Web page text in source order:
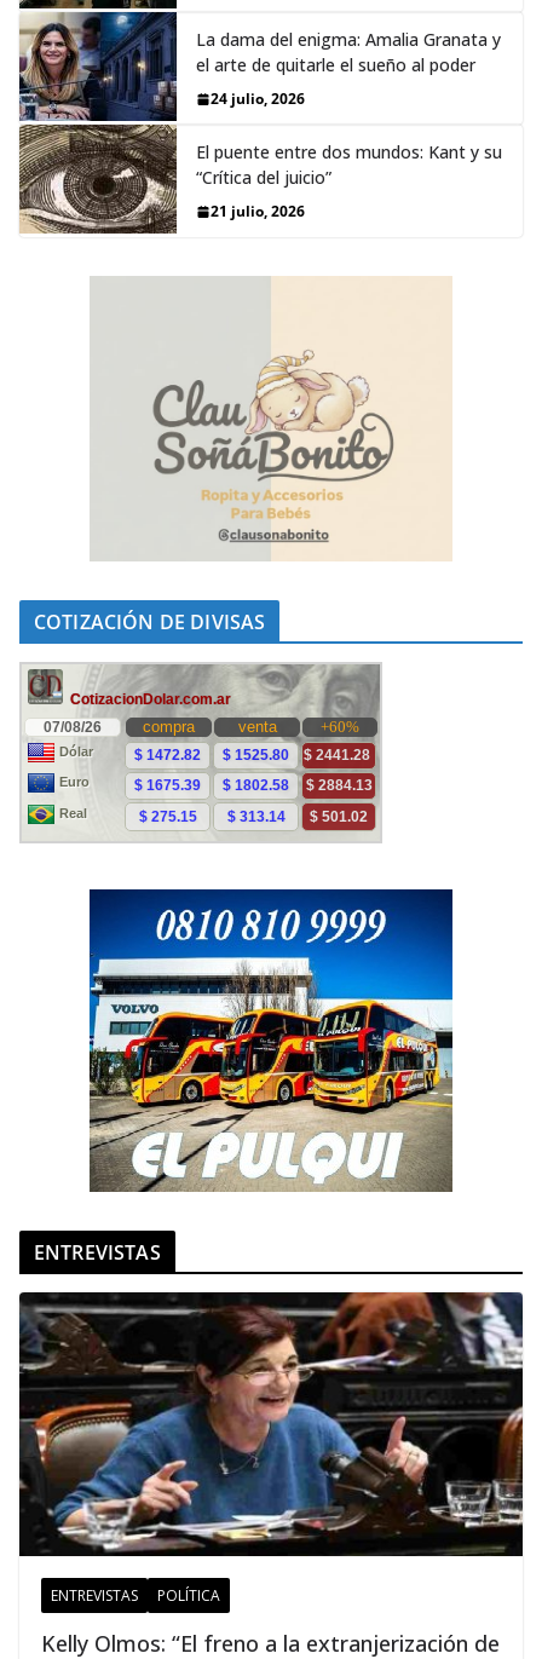
La dama del enigma: Amalia Granata y
el arte de quitarle el sueño al poder
24 julio, 2026
El puente entre dos mundos: Kant y su
“Crítica del juicio”
21 julio, 2026
COTIZACIÓN DE DIVISAS
ENTREVISTAS
ENTREVISTAS POLÍTICA
Kelly Olmos: “El freno a la extranjerización de